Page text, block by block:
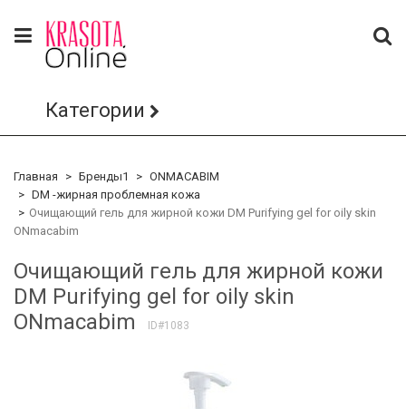
Категории
Главная Бренды1
ONMACABIM
DM -жирная проблемная кожа
Очищающий гель для жирной кожи DM Purifying gel for oily skin
ONmacabim
Очищающий гель для жирной кожи
DM Purifying gel for oily skin
ONmacabim
ID#1083